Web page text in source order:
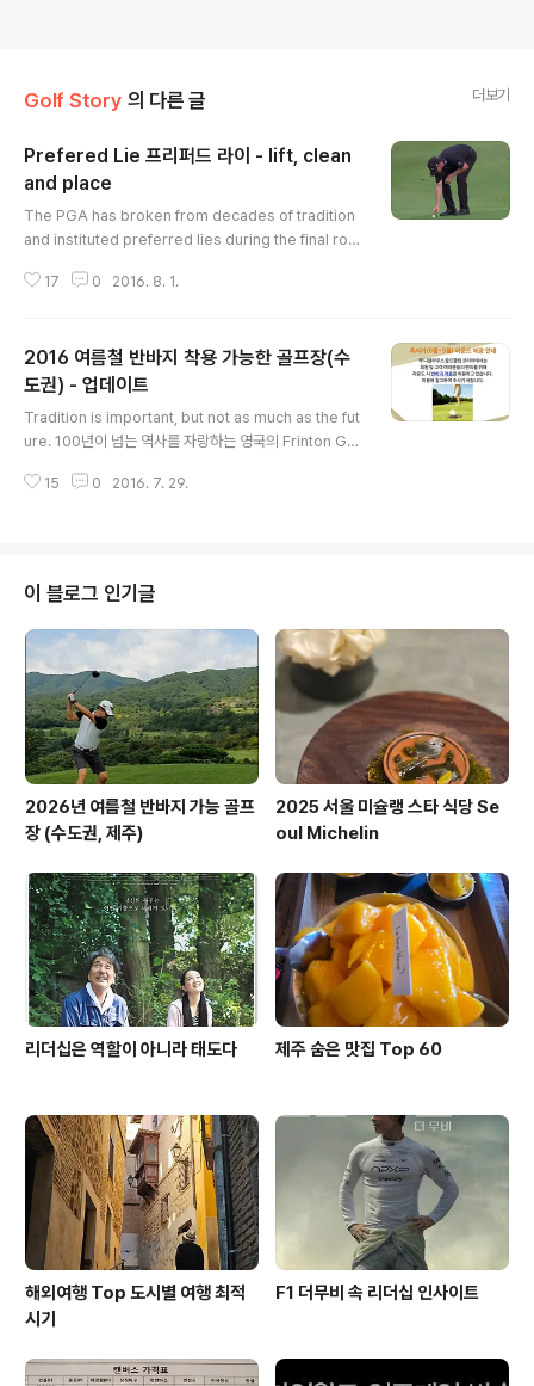
Golf Story 의 다른 글 더보기
Prefered Lie 프리퍼드 라이 - lift, clean
and place
The PGA has broken from decades of tradition
and instituted preferred lies during the final rou
oggy Baltusrol Golf Club. 2016년 PGA 챔피언십 F
죠. 이를 프리퍼드 라이 룰(Prefered Lie Rule) 이라고
합니다. 페어웨이 잔디의 상태가 좋지 않거나 혹은 지면이
제가 가능한게 아니라 로컬룰로 구제를 규정한 경우에만
17 0 2016. 8. 1.
2016 여름철 반바지 착용 가능한 골프장(수
도권) - 업데이트
Tradition is important, but not as much as the fut
ure. 100년이 넘는 역사를 자랑하는 영국의 Frinton Gol
다. 전통을 중시하던 이 골프장은 골퍼들이 반바지를 입을
바지를 허용하고 있다. 골프장내 드레스코드에 대한 인식
이 변했지만, 수도권 골프장 대부분은 여전히 반바지 착용
라운딩을 불가하고 있다. 이 와중에 반바지 착용을 허용하
는 선진(?) 골프장이 있어 소개한다. 라운딩 전 확인하고 반
바지를 챙겨가셔서 쾌적한 라운딩..
15 0 2016. 7. 29.
이 블로그 인기글
2026년 여름철 반바지 가능 골프
장 (수도권, 제주)
2025 서울 미슐랭 스타 식당 Se
oul Michelin
리더십은 역할이 아니라 태도다 제주 숨은 맛집 Top 60
해외여행 Top 도시별 여행 최적
시기
F1 더무비 속 리더십 인사이트